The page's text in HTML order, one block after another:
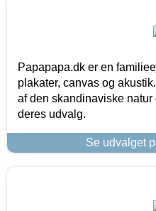
Papapapa.dk er en
plakater, canvas og
af den skandinaviske
deres udvalg.
Se udvalget